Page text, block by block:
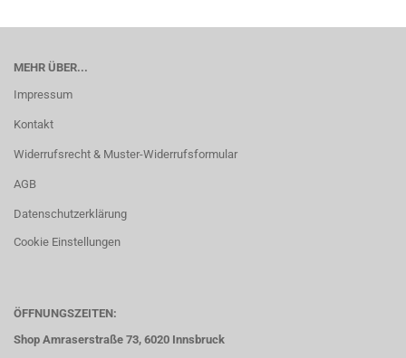
MEHR ÜBER...
Impressum
Kontakt
Widerrufsrecht & Muster-Widerrufsformular
AGB
Datenschutzerklärung
Cookie Einstellungen
ÖFFNUNGSZEITEN:
Shop Amraserstraße 73, 6020 Innsbruck